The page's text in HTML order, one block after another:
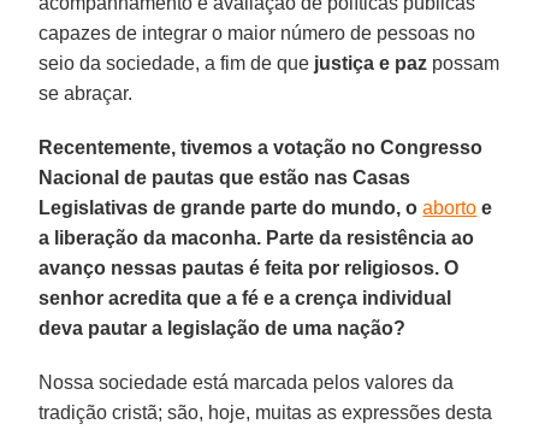
capazes de integrar o maior número de pessoas no
seio da sociedade, a fim de que justiça e paz possam
se abraçar.
Recentemente, tivemos a votação no Congresso
Nacional de pautas que estão nas Casas
Legislativas de grande parte do mundo, oaborto e
a liberação da maconha. Parte da resistência ao
avanço nessas pautas é feita por religiosos. O
senhor acredita que a fé e a crença individual
deva pautar a legislação de uma nação?
Nossa sociedade está marcada pelos valores da
tradição cristã; são, hoje, muitas as expressões desta